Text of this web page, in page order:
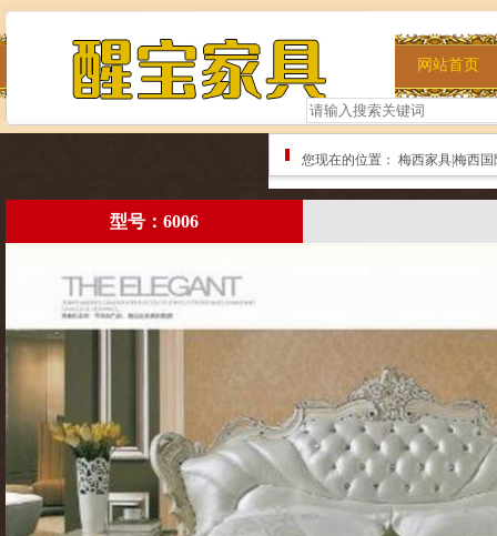
网站首页
您现在的位置： 梅西家具|梅西
型号：6006